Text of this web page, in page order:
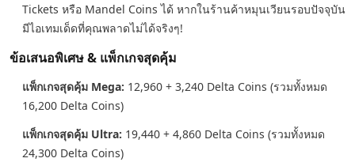
Tickets หรือ Mandel Coins ได้ หากในร้านค้าหมุนเวียนรอบปัจจุบัน
มีไอเทมเด็ดที่คุณพลาดไม่ได้จริงๆ!
ข้อเสนอพิเศษ & แพ็กเกจสุดคุ้ม
แพ็กเกจสุดคุ้ม Mega: 12,960 + 3,240 Delta Coins (รวมทั้งหมด
16,200 Delta Coins)
แพ็กเกจสุดคุ้ม Ultra: 19,440 + 4,860 Delta Coins (รวมทั้งหมด
24,300 Delta Coins)